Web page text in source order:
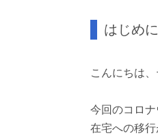
はじめに
こんにちは
今回のコロ
在宅への移行